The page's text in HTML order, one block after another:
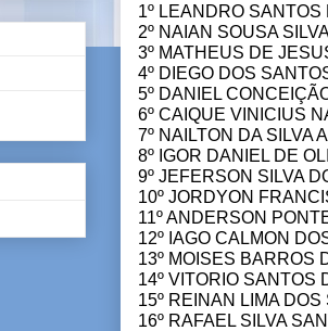
1º LEANDRO
2º NAIAN SOUSA
3º MATHEUS DE
4º DIEGO DOS
5º DANIEL
6º CAIQUE VINICIUS
7º NAILTON DA SILVA
8º IGOR DANIEL DE
9º JEFERSON SILVA
10º JORDYON
11º ANDERSON
12º IAGO CALMON
13º MOISES BARROS
14º VITORIO SANTOS
15º REINAN LIMA
16º RAFAEL SILVA